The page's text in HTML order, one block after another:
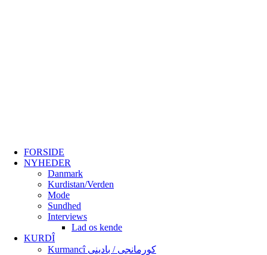
FORSIDE
NYHEDER
Danmark
Kurdistan/Verden
Mode
Sundhed
Interviews
Lad os kende
KURDÎ
Kurmancî کورمانجی / بادینی